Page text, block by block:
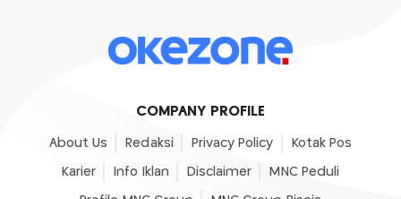
COMPANY PROFILE
About Us Redaksi Privacy Policy Kotak Pos
Karier Info Iklan Disclaimer MNC Peduli